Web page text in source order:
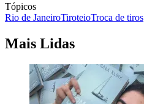
Tópicos
Rio de JaneiroTiroteioTroca de tiros
Mais Lidas